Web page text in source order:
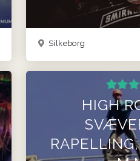
Silkeborg
HIGH